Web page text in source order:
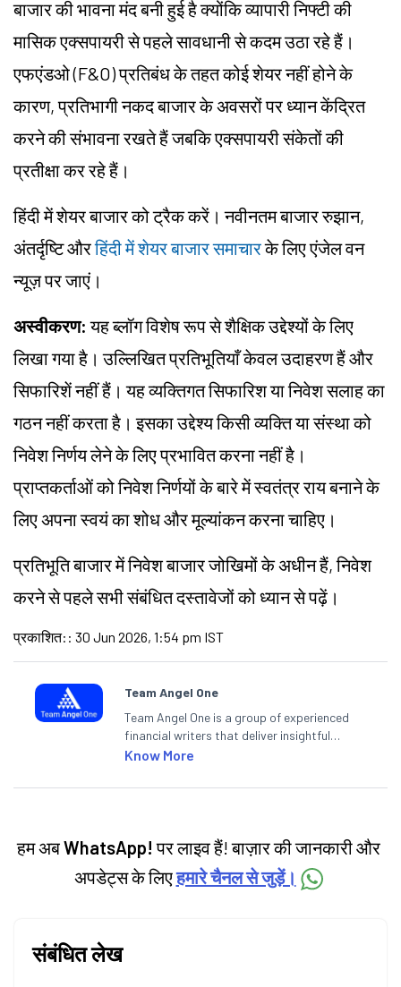
बाजार की भावना मंद बनी हुई है क्योंकि व्यापारी निफ्टी की
मासिक एक्सपायरी से पहले सावधानी से कदम उठा रहे हैं।
एफएंडओ (F&O) प्रतिबंध के तहत कोई शेयर नहीं होने के
कारण, प्रतिभागी नकद बाजार के अवसरों पर ध्यान केंद्रित
करने की संभावना रखते हैं जबकि एक्सपायरी संकेतों की
प्रतीक्षा कर रहे हैं।
हिंदी में शेयर बाजार को ट्रैक करें। नवीनतम बाजार रुझान,
अंतर्दृष्टि औरहिंदी में शेयर बाजार समाचारके लिए एंजेल वन
न्यूज़ पर जाएं।
अस्वीकरण: यह ब्लॉग विशेष रूप से शैक्षिक उद्देश्यों के लिए
लिखा गया है। उल्लिखित प्रतिभूतियाँ केवल उदाहरण हैं और
सिफारिशें नहीं हैं। यह व्यक्तिगत सिफारिश या निवेश सलाह का
गठन नहीं करता है। इसका उद्देश्य किसी व्यक्ति या संस्था को
निवेश निर्णय लेने के लिए प्रभावित करना नहीं है।
प्राप्तकर्ताओं को निवेश निर्णयों के बारे में स्वतंत्र राय बनाने के
लिए अपना स्वयं का शोध और मूल्यांकन करना चाहिए।
प्रतिभूति बाजार में निवेश बाजार जोखिमों के अधीन हैं, निवेश
करने से पहले सभी संबंधित दस्तावेजों को ध्यान से पढ़ें।
प्रकाशित: : 30 Jun 2026, 1:54 pm IST
Team Angel One
Team Angel One is a group of experienced
financial writers that deliver insightful
articles on the stock market, IPO, economy,
categories.
Know More
हम अबWhatsApp! पर लाइव हैं! बाज़ार की जानकारी और
अपडेट्स के लिएहमारे चैनल से जुड़ें।
संबंधित लेख